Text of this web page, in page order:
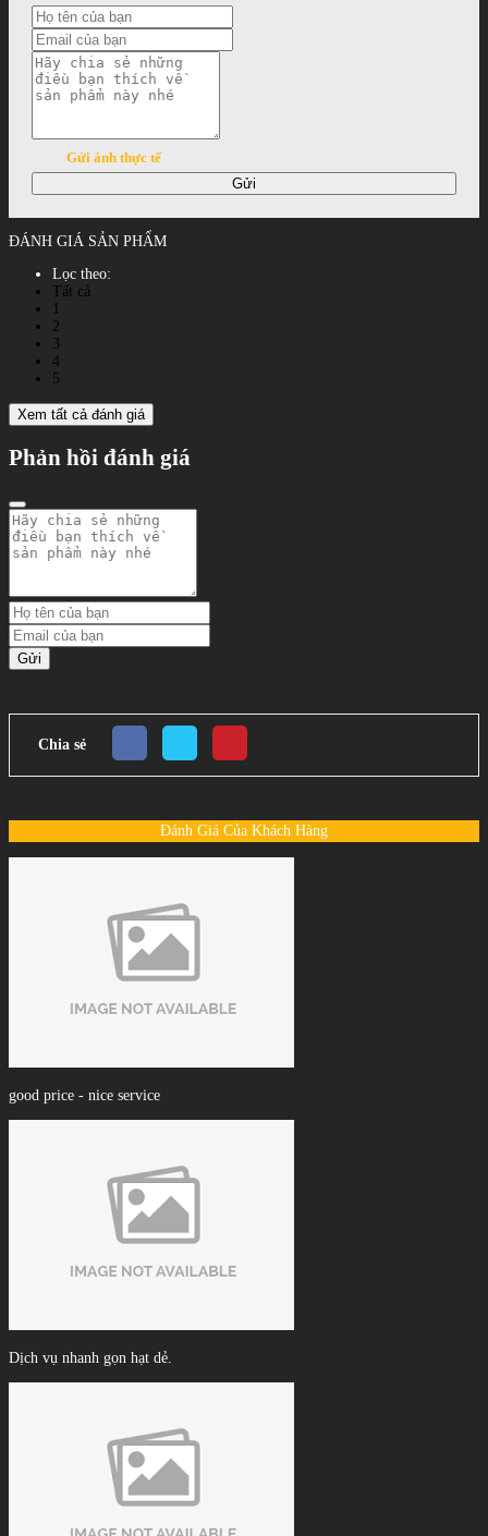
Gửi ảnh thực tế
Gửi
ĐÁNH GIÁ SẢN PHẨM
Lọc theo:
Tất cả
2
3
4
5
Xem tất cả đánh giá
Phản hồi đánh giá
Gửi
Chia sẻ
Đánh Giá Của Khách Hàng
good price - nice service
Dịch vụ nhanh gọn hạt dẻ.